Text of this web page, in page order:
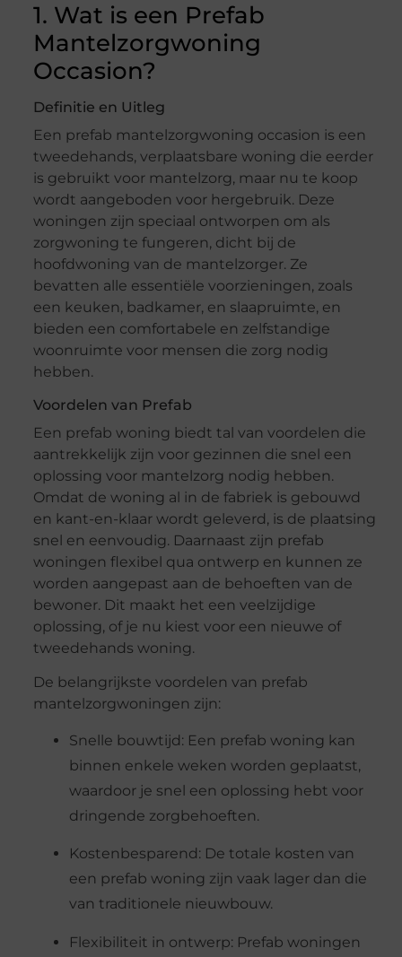
1. Wat is een Prefab
Mantelzorgwoning
Occasion?
Definitie en Uitleg
Een prefab mantelzorgwoning occasion is een
tweedehands, verplaatsbare woning die eerder
is gebruikt voor mantelzorg, maar nu te koop
wordt aangeboden voor hergebruik. Deze
woningen zijn speciaal ontworpen om als
zorgwoning te fungeren, dicht bij de
hoofdwoning van de mantelzorger. Ze
bevatten alle essentiële voorzieningen, zoals
een keuken, badkamer, en slaapruimte, en
bieden een comfortabele en zelfstandige
woonruimte voor mensen die zorg nodig
hebben.
Voordelen van Prefab
Een prefab woning biedt tal van voordelen die
aantrekkelijk zijn voor gezinnen die snel een
oplossing voor mantelzorg nodig hebben.
Omdat de woning al in de fabriek is gebouwd
en kant-en-klaar wordt geleverd, is de plaatsing
snel en eenvoudig. Daarnaast zijn prefab
woningen flexibel qua ontwerp en kunnen ze
worden aangepast aan de behoeften van de
bewoner. Dit maakt het een veelzijdige
oplossing, of je nu kiest voor een nieuwe of
tweedehands woning.
De belangrijkste voordelen van prefab
mantelzorgwoningen zijn:
Snelle bouwtijd: Een prefab woning kan
binnen enkele weken worden geplaatst,
waardoor je snel een oplossing hebt voor
dringende zorgbehoeften.
Kostenbesparend: De totale kosten van
een prefab woning zijn vaak lager dan die
van traditionele nieuwbouw.
Flexibiliteit in ontwerp: Prefab woningen